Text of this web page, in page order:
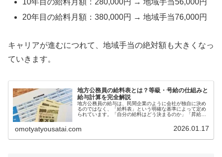
10年目の給料月額：280,000円 → 地域手当56,000円
20年目の給料月額：380,000円 → 地域手当76,000円
キャリアが進むにつれて、地域手当の絶対額も大きくなっ
ていきます。
地方公務員の給料表とは？等級・号給の仕組みと
給与計算を完全解説
地方公務員の給与は、民間企業のように会社が独自に決め
るのではなく、「給料表」という明確な基準によって定め
られています。「自分の給料はどう決まるのか」「昇給す
omotyatyousatai.com 2026.01.17